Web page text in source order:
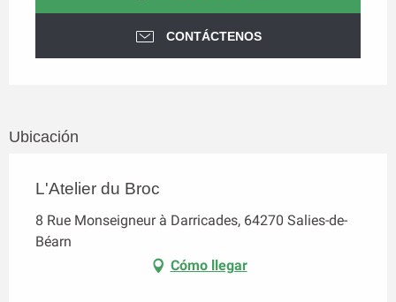
CONTÁCTENOS
Ubicación
L'Atelier du Broc
8 Rue Monseigneur à Darricades, 64270 Salies-de-
Béarn
Cómo llegar